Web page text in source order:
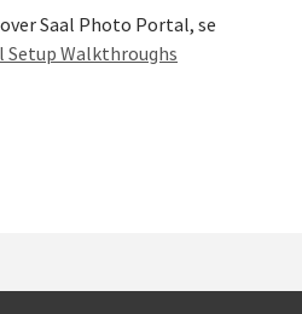
Saal Photo Portal, se
Walkthroughs